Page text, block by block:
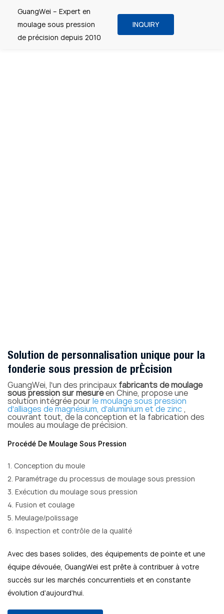
GuangWei – Expert en
moulage sous pression
de précision depuis 2010
INQUIRY
Solution de personnalisation unique pour la
fonderie sous pression de précision
GuangWei, l'un des principaux fabricants de moulage
sous pression sur mesureen Chine, propose une
solution intégrée pour le moulage sous pression
d'alliages de magnésium, d'aluminium et de zinc,
couvrant tout, de la conception et la fabrication des
moules au moulage de précision.
Procédé De Moulage Sous Pression
1. Conception du moule
2. Paramétrage du processus de moulage sous pression
3. Exécution du moulage sous pression
4. Fusion et coulage
5. Meulage/polissage
6. Inspection et contrôle de la qualité
Avec des bases solides, des équipements de pointe et une
équipe dévouée, GuangWei est prête à contribuer à votre
succès sur les marchés concurrentiels et en constante
évolution d'aujourd'hui.